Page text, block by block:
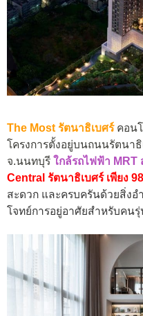
The Most รัตนาธิเบศร์คอนโ
โครงการตั้งอยู่บนถนนรัตนา
จ.นนทบุรี ใกล้รถไฟฟ้า MRT
Central รัตนาธิเบศร์ เพียง
สะดวก และครบครันด้วยสิ่ง
โจทย์การอยู่อาศัยสำหรับคน